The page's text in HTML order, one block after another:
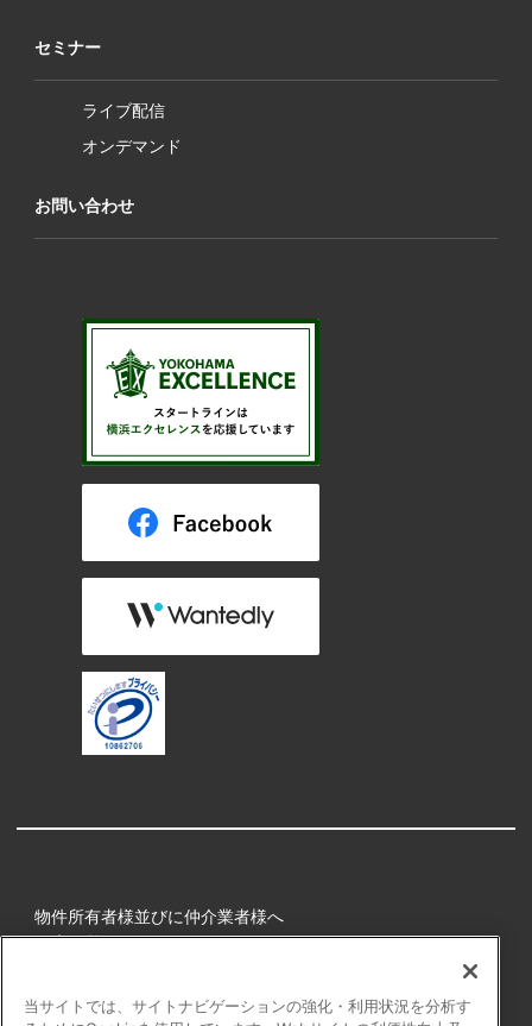
セミナー
ライブ配信
オンデマンド
お問い合わせ
物件所有者様並びに仲介業者様へ
健康経営
当サイトでは、サイトナビゲーションの強化・利用状況を分析す